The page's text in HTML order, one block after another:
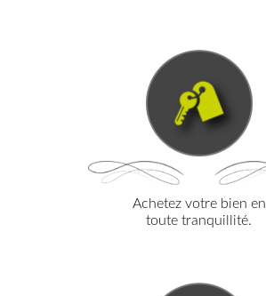
VENTE
Achetez votre bien en
toute tranquillité.